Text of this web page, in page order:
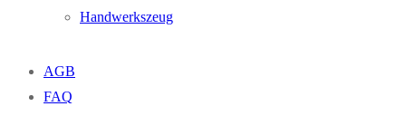
Handwerkszeug
AGB
FAQ